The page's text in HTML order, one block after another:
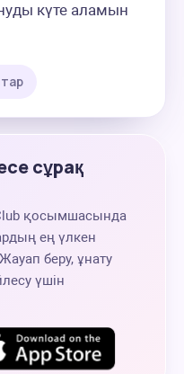
күте аламын
сұрақ
қосымшасында
ең үлкен
беру, ұнату
үшін